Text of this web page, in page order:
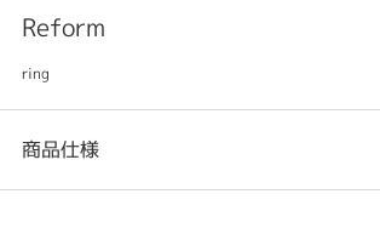
Reform
ring
商品仕様